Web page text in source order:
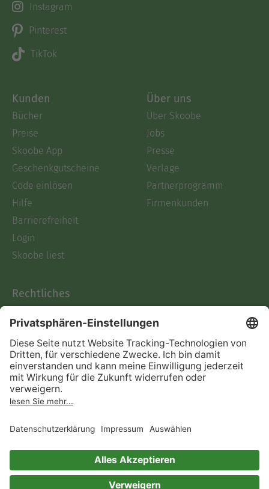
Instagram
Pinterest
TikTok
Kunden
Bücher
Preise
Skoobe App
Geschenkgutscheine
Code einlösen
Hilfe
Barrierefreiheit
Login
Skoobe liest
Über uns
Über Skoobe
Jobs
Presse
Verlage
Partnerprogramm
Firmenkunden
Rechtliches
AGB
Informationen nach Data
Act
Verträge hier kündigen
Impressum
Immer ein gutes Buch